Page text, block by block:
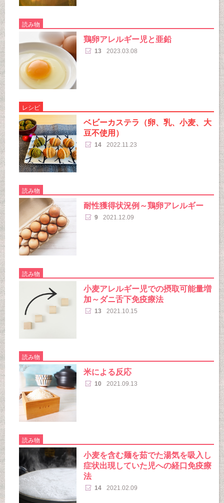
読み物
鶏卵アレルギー児と亜鉛
13 2023.03.08
レシピ
ベビーカステラ（卵、乳、小麦、大
豆不使用）
14 2022.11.23
読み物
耐性獲得状況例～鶏卵アレルギー
9 2021.12.09
読み物
小麦アレルギー児での摂取可能量増
加～ダニ舌下免疫療法
13 2021.10.15
読み物
米による反応
10 2021.09.13
読み物
小麦を含む麺を茹でた湯気を吸入し
症状出現していた児への経口免疫療
法
14 2021.02.09